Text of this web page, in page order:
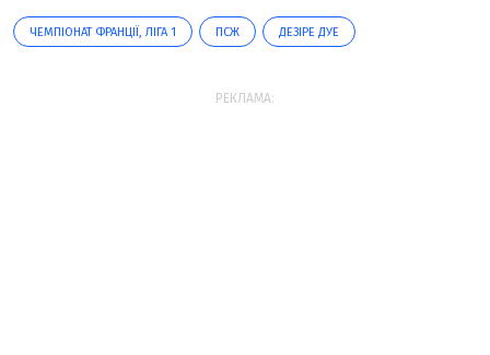
ЧЕМПІОНАТ ФРАНЦІЇ, ЛІГА 1 ПСЖ ДЕЗІРЕ ДУЕ
РЕКЛАМА: